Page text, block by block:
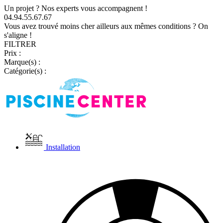
Un projet ? Nos experts vous accompagnent !
04.94.55.67.67
Vous avez trouvé moins cher ailleurs aux mêmes conditions ? On
s'aligne !
FILTRER
Prix :
Marque(s) :
Catégorie(s) :
Installation